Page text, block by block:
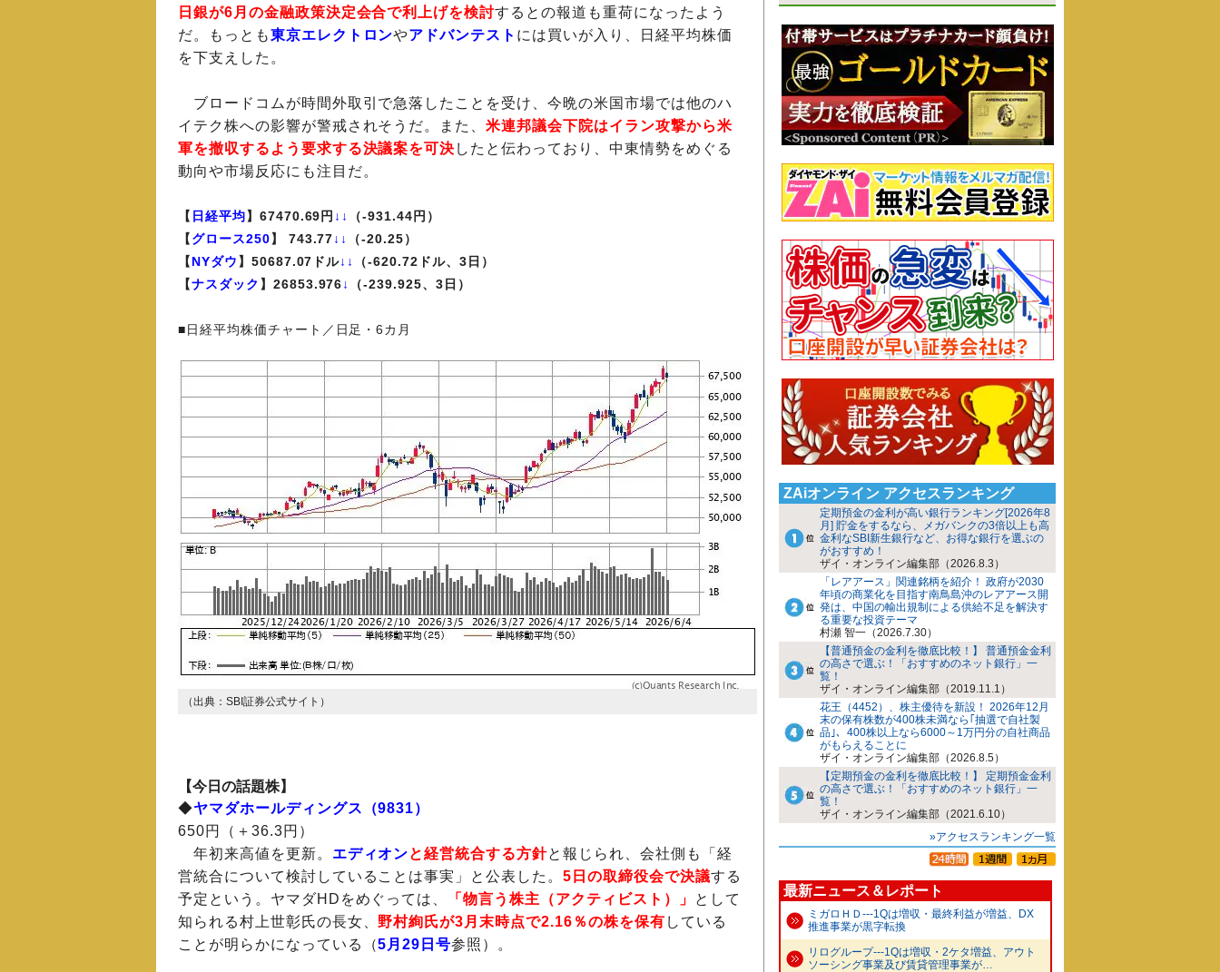
日銀が6月の金融政策決定会合で利上げを検討するとの報道も重荷になったよう
だ。もっとも東京エレクトロンやアドバンテスト には買いが入り、日経平均株価
を下支えした。
ブロードコムが時間外取引で急落したことを受け、今晩の米国市場では他のハ
イテク株への影響が警戒されそうだ。また、米連邦議会下院はイラン攻撃から米
軍を撤収するよう要求する決議案を可決 したと伝わっており、中東情勢をめぐる
動向や市場反応にも注目だ。
【 日経平均】67470.69円 ↓↓
（-931.44円）
【グロース250】 743.77↓↓
（-20.25）
【NYダウ 】50687.07ドル↓↓
（-620.72ドル、3日）
【ナスダック 】26853.976↓ （-239.925、3日）
■日経平均株価チャート／日足・6カ月
（出典：SBI証券公式サイト）
【今日の話題株】
◆ヤマダホールディングス（9831）
650円（＋36.3円）
年初来高値を更新。 エディオンと経営統合する方針と報じられ、会社側も「経
営統合について検討していることは事実」と公表した。 5日の取締役会で決議する
予定という。ヤマダHDをめぐっては、
「物言う株主（アクティビスト）」
として
知られる村上世彰氏の長女、 野村絢氏が3月末時点で2.16％の株を保有 している
ことが明らかになっている（5月29日号参照）。
ZAiオンライン アクセスランキング
定期預金の金利が高い銀行ランキング[2026年8
月] 貯金をするなら、メガバンクの3倍以上も高
金利なSBI新生銀行など、お得な銀行を選ぶの
がおすすめ！
ザイ・オンライン編集部（2026.8.3）
「レアアース」関連銘柄を紹介！ 政府が2030
年頃の商業化を目指す南鳥島沖のレアアース開
発は、中国の輸出規制による供給不足を解決す
る重要な投資テーマ
村瀬 智一（2026.7.30）
【普通預金の金利を徹底比較！】 普通預金金利
の高さで選ぶ！「おすすめのネット銀行」一
覧！
ザイ・オンライン編集部（2019.11.1）
花王（4452）、株主優待を新設！ 2026年12月
末の保有株数が400株未満なら｢抽選で自社製
品｣、400株以上なら6000～1万円分の自社商品
がもらえることに
ザイ・オンライン編集部（2026.8.5）
【定期預金の金利を徹底比較！】 定期預金金利
の高さで選ぶ！「おすすめのネット銀行」一
覧！
ザイ・オンライン編集部（2021.6.10）
»アクセスランキング一覧
最新ニュース＆レポート
ミガロＨＤ---1Qは増収・最終利益が増益、DX
推進事業が黒字転換
リログループ---1Qは増収・2ケタ増益、アウト
ソーシング事業及び賃貸管理事業が…